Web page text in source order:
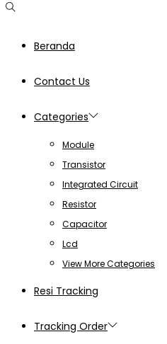
Beranda
Contact Us
Categories
Module
Transistor
Integrated Circuit
Resistor
Capacitor
Lcd
View More Categories
Resi Tracking
Tracking Order